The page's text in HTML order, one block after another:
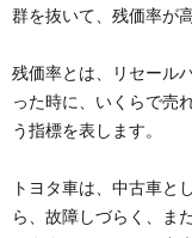
群を抜いて、残価率が
残価率とは、リセール
った時に、いくらで売
う指標を表します。
トヨタ車は、中古車と
ら、故障しづらく、ま